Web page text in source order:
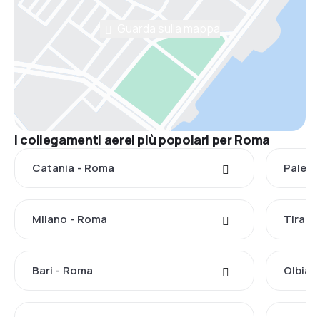
I collegamenti aerei più popolari per Roma
Catania - Roma
Milano - Roma
Bari - Roma Olbia